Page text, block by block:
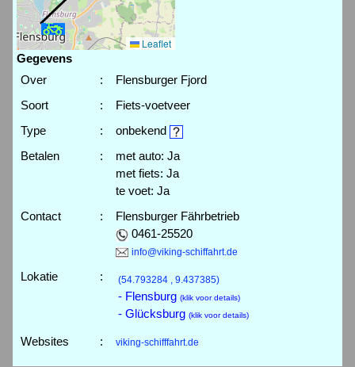
Leaflet
Gegevens
Over
:
Flensburger Fjord
Soort
:
Fiets-voetveer
Type
:
onbekend
Betalen
:
met auto: Ja
met fiets: Ja
te voet: Ja
Contact
:
Flensburger Fährbetrieb
0461-25520
info@viking-schiffahrt.de
Lokatie : (54.793284 , 9.437385)
- Flensburg (klik voor details)
- Glücksburg (klik voor details)
Websites : viking-schifffahrt.de